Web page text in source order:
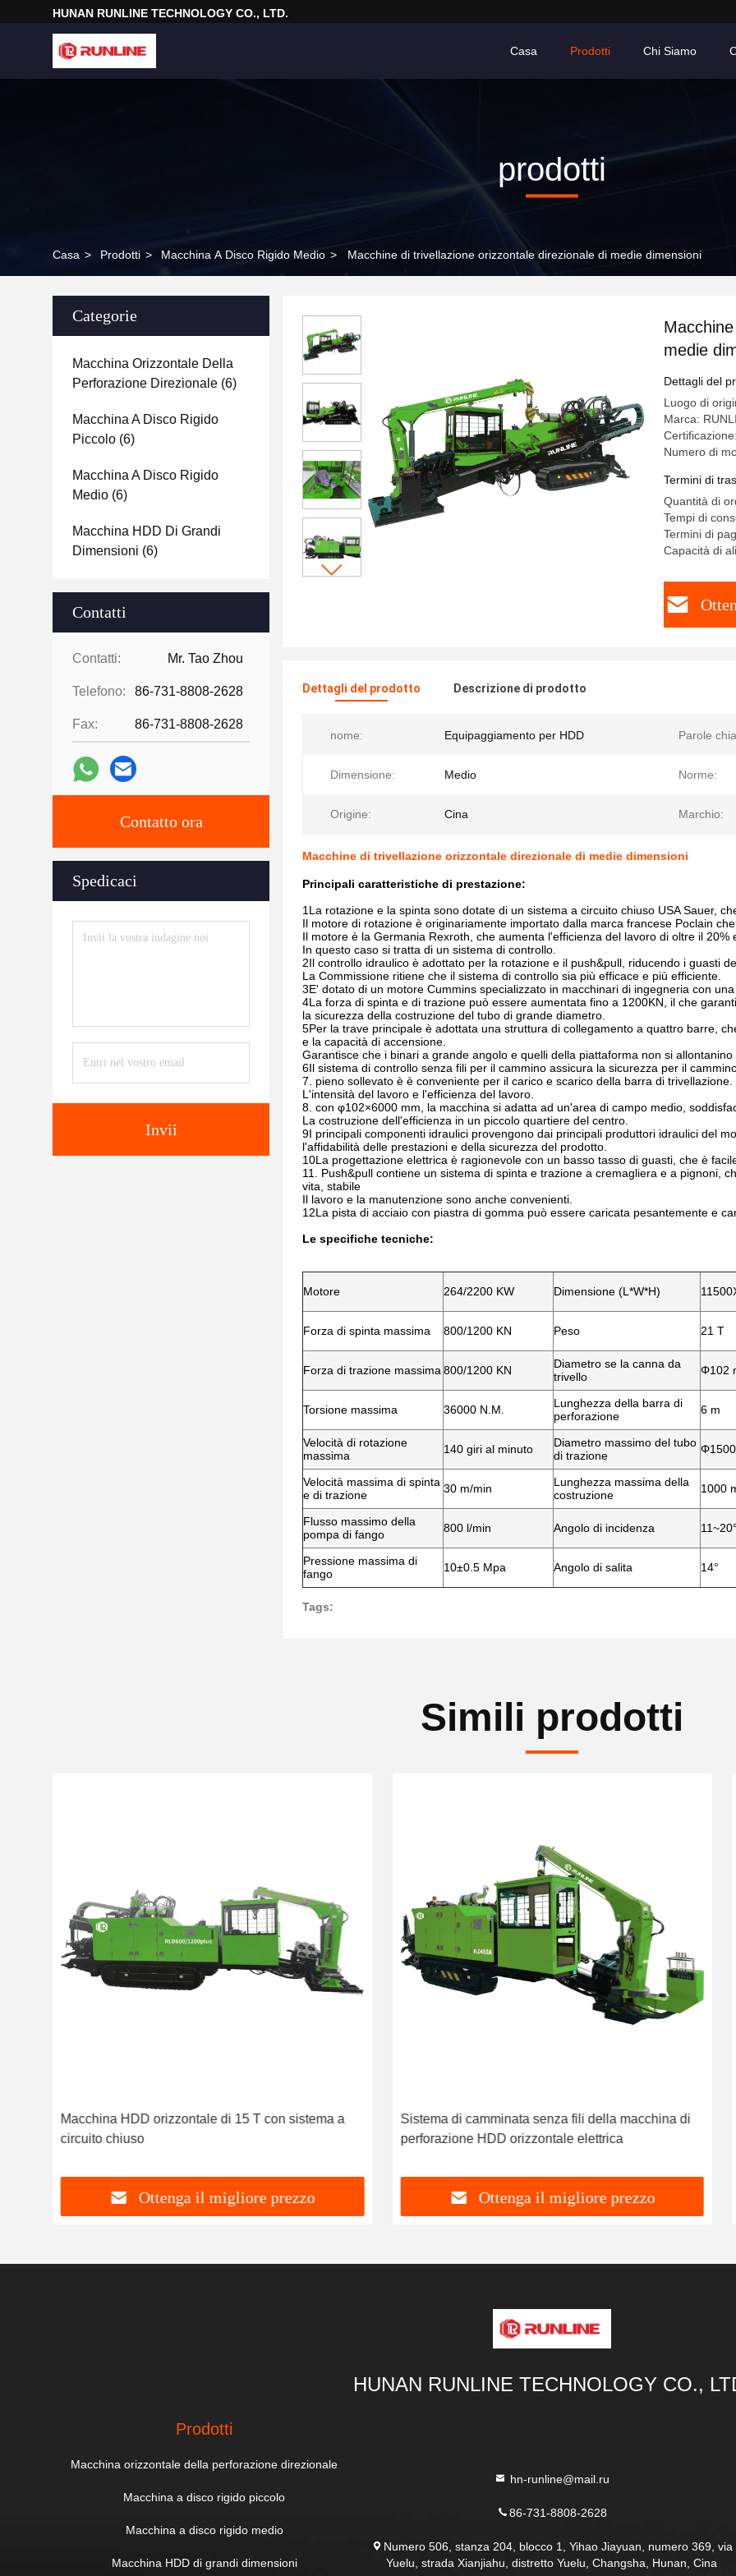
HUNAN RUNLINE TECHNOLOGY CO., LTD.
Casa Prodotti Chi Siamo
prodotti
Casa > Prodotti > Macchina A Disco Rigido Medio > Macchine di trivellazione orizzontale direzionale di medie dimensioni
Categorie
Macchina Orizzontale Della
Perforazione Direzionale (6)
Macchina A Disco Rigido
Piccolo (6)
Macchina A Disco Rigido
Medio (6)
Macchina HDD Di Grandi
Dimensioni (6)
Contatti
Contatti: Mr. Tao Zhou
Telefono: 86-731-8808-2628
Fax: 86-731-8808-2628
Contatto ora
Spedicaci
Invii
medie
Dettagli del
Luogo di
Marca:
Numero di
Termini di
Quantità di
Tempi di
Termini di
Capacità di
Dettagli del prodotto Descrizione di prodotto
nome: Equipaggiamento per HDD Parole
Dimensione: Medio Norme:
Origine: Cina Marchio:
Macchine di trivellazione orizzontale direzionale di medie dimensioni
Principali caratteristiche di prestazione:
1La rotazione e la spinta sono dotate di un sistema a circuito chiuso USA Sauer,
Il motore di rotazione è originariamente importato dalla marca francese Poclain
Il motore è la Germania Rexroth, che aumenta l'efficienza del lavoro di oltre il
In questo caso si tratta di un sistema di controllo.
2Il controllo idraulico è adottato per la rotazione e il push&pull, riducendo i guasti
La Commissione ritiene che il sistema di controllo sia più efficace e più efficiente.
3E' dotato di un motore Cummins specializzato in macchinari di ingegneria con
4La forza di spinta e di trazione può essere aumentata fino a 1200KN, il che
la sicurezza della costruzione del tubo di grande diametro.
5Per la trave principale è adottata una struttura di collegamento a quattro barre,
e la capacità di accensione.
Garantisce che i binari a grande angolo e quelli della piattaforma non si
6Il sistema di controllo senza fili per il cammino assicura la sicurezza per il
7. pieno sollevato è è conveniente per il carico e scarico della barra di
L'intensità del lavoro e l'efficienza del lavoro.
8. con φ102×6000 mm, la macchina si adatta ad un'area di campo medio,
La costruzione dell'efficienza in un piccolo quartiere del centro.
9I principali componenti idraulici provengono dai principali produttori idraulici del
l'affidabilità delle prestazioni e della sicurezza del prodotto.
10La progettazione elettrica è ragionevole con un basso tasso di guasti, che è
11. Push&pull contiene un sistema di spinta e trazione a cremagliera e a pignoni,
vita, stabile
Il lavoro e la manutenzione sono anche convenienti.
12La pista di acciaio con piastra di gomma può essere caricata pesantemente e
Le specifiche tecniche:
Motore 264/2200 KW Dimensione (L*W*H)
Forza di spinta massima 800/1200 KN Peso 21 T
Forza di trazione massima 800/1200 KN
Diametro se la canna da
trivello
Φ102
Torsione massima 36000 N.M.
Lunghezza della barra di
perforazione
6 m
Velocità di rotazione
massima
140 giri al minuto
Diametro massimo del tubo
di trazione
Velocità massima di spinta
e di trazione
30 m/min
Lunghezza massima della
costruzione
1000
Flusso massimo della
pompa di fango
800 l/min Angolo di incidenza
Pressione massima di
fango
10±0.5 Mpa Angolo di salita 14°
Tags:
Simili prodotti
Macchina HDD orizzontale di 15 T con sistema a
circuito chiuso
Ottenga il migliore prezzo
Sistema di camminata senza fili della macchina di
perforazione HDD orizzontale elettrica
Ottenga il migliore prezzo
HUNAN RUNLINE TECHNOLOGY CO.,
Prodotti
Macchina orizzontale della perforazione direzionale
Macchina a disco rigido piccolo
Macchina a disco rigido medio
Macchina HDD di grandi dimensioni
hn-runline@mail.ru
86-731-8808-2628
Numero 506, stanza 204, blocco 1, Yihao Jiayuan, numero 369, via
Yuelu, strada Xianjiahu, distretto Yuelu, Changsha, Hunan, Cina